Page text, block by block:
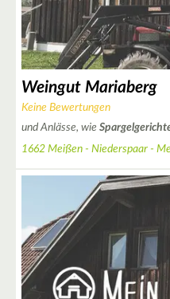
Weingut Mariaberg
Keine Bewertungen
und Anlässe, wie
1662 Meißen - Niederspaar -